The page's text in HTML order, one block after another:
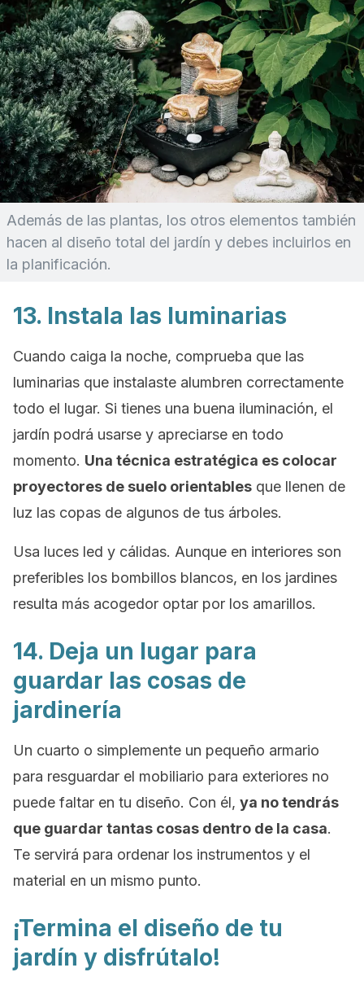
Además de las plantas, los otros elementos también
hacen al diseño total del jardín y debes incluirlos en
la planificación.
13. Instala las luminarias
Cuando caiga la noche, comprueba que las
luminarias que instalaste alumbren correctamente
todo el lugar. Si tienes una buena iluminación, el
jardín podrá usarse y apreciarse en todo
momento. Una técnica estratégica es colocar
proyectores de suelo orientables que llenen de
luz las copas de algunos de tus árboles.
Usa luces led y cálidas. Aunque en interiores son
preferibles los bombillos blancos, en los jardines
resulta más acogedor optar por los amarillos.
14. Deja un lugar para
guardar las cosas de
jardinería
Un cuarto o simplemente un pequeño armario
para resguardar el mobiliario para exteriores no
puede faltar en tu diseño. Con él, ya no tendrás
que guardar tantas cosas dentro de la casa.
Te servirá para ordenar los instrumentos y el
material en un mismo punto.
¡Termina el diseño de tu
jardín y disfrútalo!